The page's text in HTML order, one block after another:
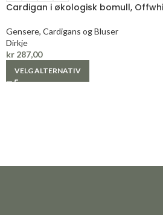
Cardigan i økologisk bomull,
Gensere, Cardigans og Bluser
Dirkje
kr 287,00
VELG ALTERNATIV